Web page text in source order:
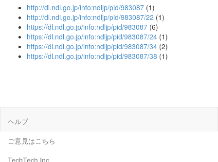
http://dl.ndl.go.jp/info:ndljp/pid/983087 (1)
http://dl.ndl.go.jp/info:ndljp/pid/983087/22 (1)
https://dl.ndl.go.jp/info:ndljp/pid/983087 (6)
https://dl.ndl.go.jp/info:ndljp/pid/983087/24 (1)
https://dl.ndl.go.jp/info:ndljp/pid/983087/34 (2)
https://dl.ndl.go.jp/info:ndljp/pid/983087/38 (1)
ヘルプ
ご意見はこちら
TechTech Inc.